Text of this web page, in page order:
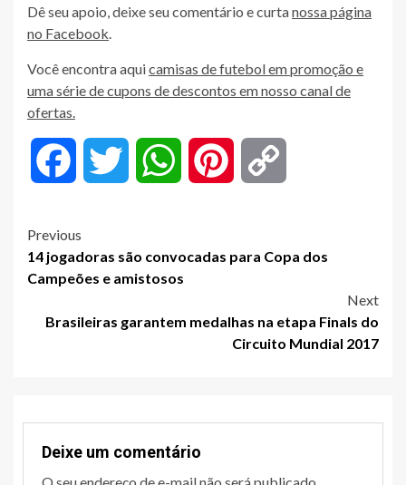
Dê seu apoio, deixe seu comentário e curtanossa página
no Facebook.
Você encontra aquicamisas de futebol em promoção e
uma série de cupons de descontos em nosso canal de
ofertas.
Facebook Twitter WhatsAppPinterest
Post
navigation
Previous
14 jogadoras são convocadas para Copa dos
Campeões e amistosos
Next
Brasileiras garantem medalhas na etapa Finals do
Circuito Mundial 2017
Deixe um comentário